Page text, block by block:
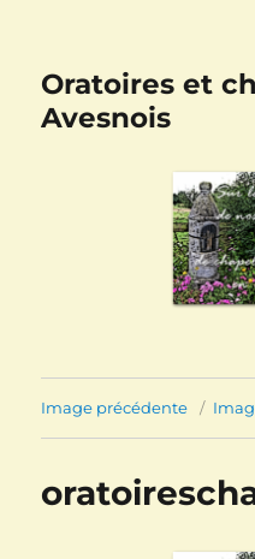
Oratoires et
Avesnois
Image précédente